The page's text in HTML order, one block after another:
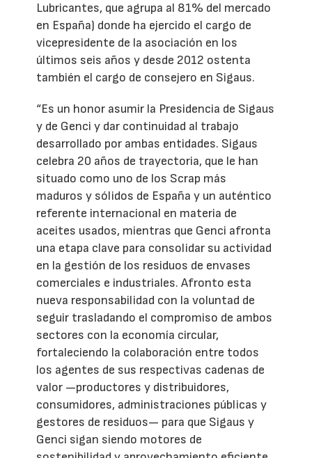
Lubricantes, que agrupa al 81% del mercado
en España) donde ha ejercido el cargo de
vicepresidente de la asociación en los
últimos seis años y desde 2012 ostenta
también el cargo de consejero en Sigaus.
“Es un honor asumir la Presidencia de Sigaus
y de Genci y dar continuidad al trabajo
desarrollado por ambas entidades. Sigaus
celebra 20 años de trayectoria, que le han
situado como uno de los Scrap más
maduros y sólidos de España y un auténtico
referente internacional en materia de
aceites usados, mientras que Genci afronta
una etapa clave para consolidar su actividad
en la gestión de los residuos de envases
comerciales e industriales. Afronto esta
nueva responsabilidad con la voluntad de
seguir trasladando el compromiso de ambos
sectores con la economía circular,
fortaleciendo la colaboración entre todos
los agentes de sus respectivas cadenas de
valor —productores y distribuidores,
consumidores, administraciones públicas y
gestores de residuos— para que Sigaus y
Genci sigan siendo motores de